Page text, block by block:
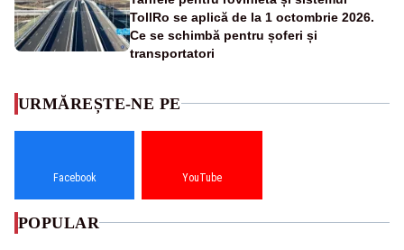
TollRo se aplică de la 1 octombrie 2026.
Ce se schimbă pentru șoferi și
transportatori
URMĂREȘTE-NE PE
Facebook YouTube
POPULAR